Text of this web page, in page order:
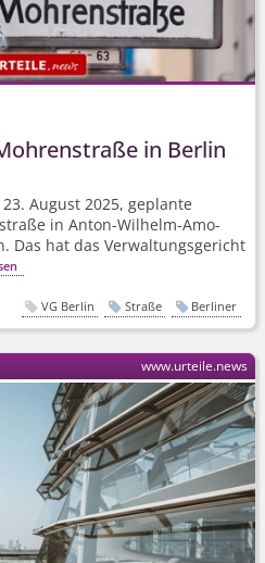
in Berlin
August 2025, geplante
in Anton-Wilhelm-Amo-
Das hat das Verwaltungsgericht
VG Berlin Straße Berliner
www.urteile.news